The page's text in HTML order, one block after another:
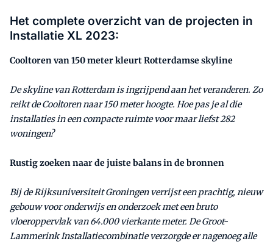
Het complete overzicht van de projecten in
Installatie XL 2023:
Cooltoren van 150 meter kleurt Rotterdamse skyline
De skyline van Rotterdam is ingrijpend aan het veranderen. Zo
reikt de Cooltoren naar 150 meter hoogte. Hoe pas je al die
installaties in een compacte ruimte voor maar liefst 282
woningen?
Rustig zoeken naar de juiste balans in de bronnen
Bij de Rijksuniversiteit Groningen verrijst een prachtig, nieuw
gebouw voor onderwijs en onderzoek met een bruto
vloeroppervlak van 64.000 vierkante meter. De Groot-
Lammerink Installatiecombinatie verzorgde er nagenoeg alle